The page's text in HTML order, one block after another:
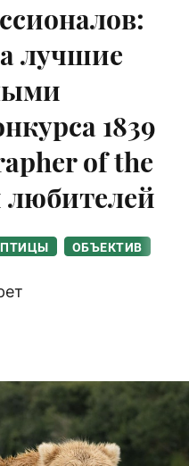
лучшие
1839
of the
любителей
ПТИЦЫ ОБЪЕКТИВ